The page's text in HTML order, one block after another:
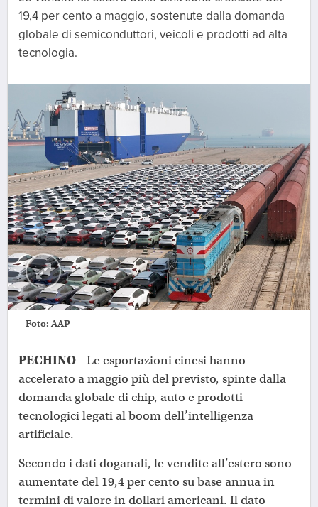
19,4 per cento a maggio, sostenute dalla domanda
globale di semiconduttori, veicoli e prodotti ad alta
tecnologia.
Foto: AAP
PECHINO - Le esportazioni cinesi hanno
accelerato a maggio più del previsto, spinte dalla
domanda globale di chip, auto e prodotti
tecnologici legati al boom dell’intelligenza
artificiale.
Secondo i dati doganali, le vendite all’estero sono
aumentate del 19,4 per cento su base annua in
termini di valore in dollari americani. Il dato